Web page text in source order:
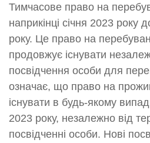
Тимчасове право на
наприкінці січня 2023 року
року. Це право на
продовжує існувати
посвідчення особи для
означає, що право на
існувати в будь-якому
2023 року, незалежно від
посвідченні особи. Нові